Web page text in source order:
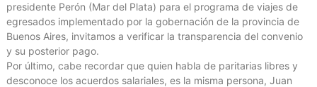
presidente Perón (Mar del Plata) para el programa de viajes de
egresados implementado por la gobernación de la provincia de
Buenos Aires, invitamos a verificar la transparencia del convenio
y su posterior pago.
Por último, cabe recordar que quien habla de paritarias libres y
desconoce los acuerdos salariales, es la misma persona, Juan